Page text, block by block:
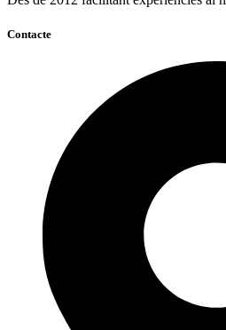
Contacte